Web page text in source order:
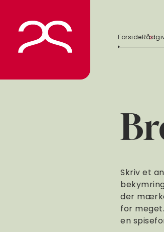
indhold
Forside
Skriv et
der
for
en